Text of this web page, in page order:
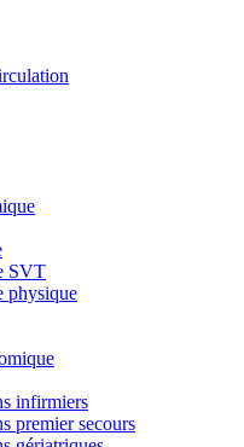
SVT
physique
infirmiers
premier secours